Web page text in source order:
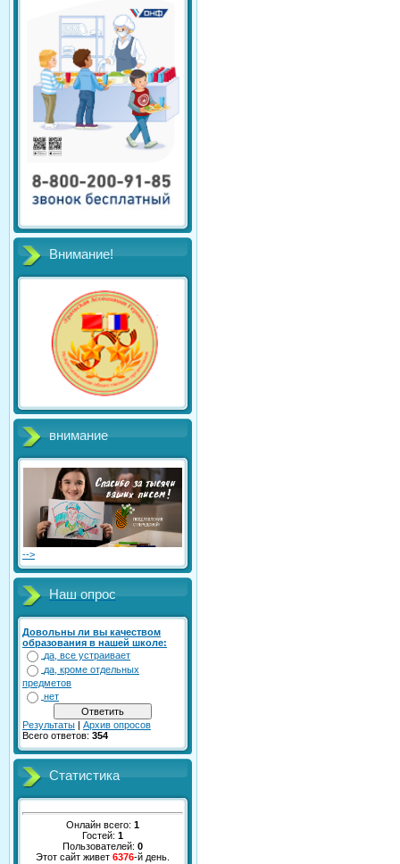
Внимание!
внимание
-->
Наш опрос
Довольны ли вы качеством
образования в нашей школе:
да, все устраивает
да, кроме отдельных
предметов
нет
Результаты | Архив опросов
Всего ответов: 354
Статистика
Онлайн всего: 1
Гостей: 1
Пользователей: 0
Этот сайт живет 6376-й день.